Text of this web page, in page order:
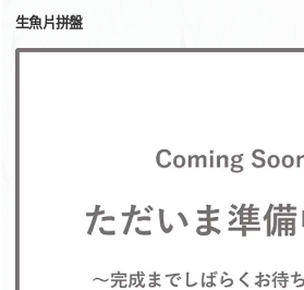
生魚片拼盤